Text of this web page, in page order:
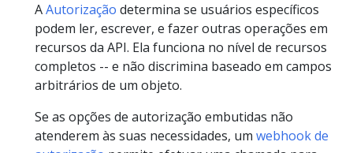
AAutorização determina se usuários específicos
podem ler, escrever, e fazer outras operações em
recursos da API. Ela funciona no nível de recursos
completos -- e não discrimina baseado em campos
arbitrários de um objeto.
Se as opções de autorização embutidas não
atenderem às suas necessidades, um webhook de